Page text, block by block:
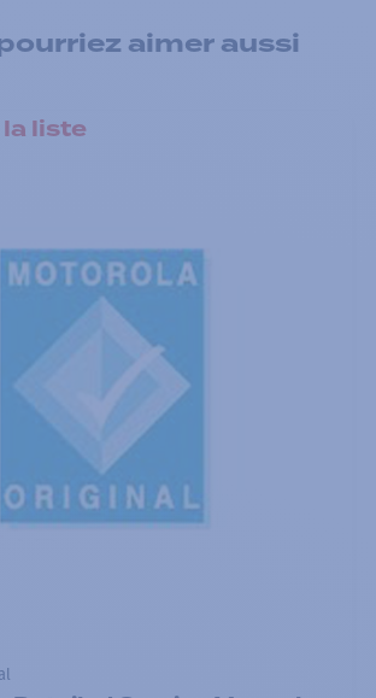
aimer aussi
liste